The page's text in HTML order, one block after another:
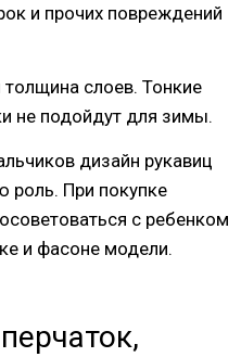
и прочих повреждений
толщина слоев. Тонкие
не подойдут для зимы.
дизайн рукавиц
роль. При покупке
с ребенком
и фасоне модели.